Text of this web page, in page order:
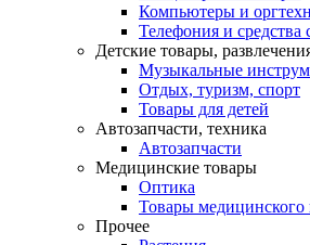
Компьютеры и
Телефония и средства
Детские товары,
Музыкальные
Отдых, туризм, спорт
Товары для детей
Автозапчасти, техника
Автозапчасти
Медицинские товары
Оптика
Товары медицинского
Прочее